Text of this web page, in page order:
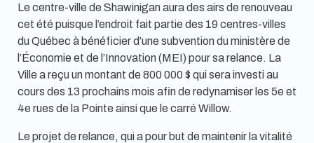
Le centre-ville de Shawinigan aura des airs de renouveau
cet été puisque l’endroit fait partie des 19 centres-villes
du Québec à bénéficier d’une subvention du ministère de
l’Économie et de l’Innovation (MEI) pour sa relance. La
Ville a reçu un montant de 800 000 $ qui sera investi au
cours des 13 prochains mois afin de redynamiser les 5e et
4e rues de la Pointe ainsi que le carré Willow.
Le projet de relance, qui a pour but de maintenir la vitalité